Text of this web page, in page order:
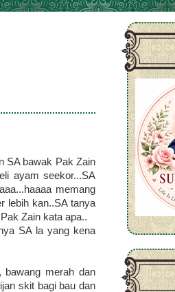
SA bawak Pak Zain
ayam seekor...SA
memang
lebih kan..SA tanya
Zain kata apa..
SA la yang kena
merah dan
skit bagi bau dan